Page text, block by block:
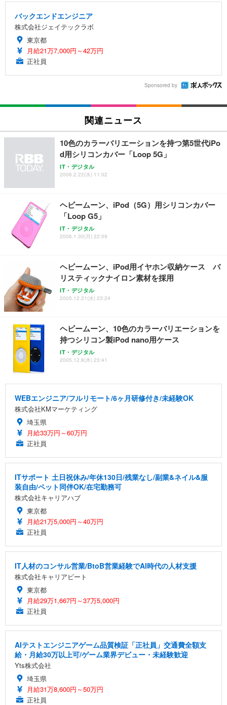
バックエンドエンジニア
株式会社ジェイテックラボ
東京都
月給21万7,000円～42万円
正社員
Sponsored by
関連ニュース
10色のカラーバリエーションを持つ第5世代iPo
d用シリコンカバー「Loop 5G」
IT・デジタル
2006.2.22(水) 11:02
ヘビームーン、iPod（5G）用シリコンカバー
「Loop G5」
IT・デジタル
2006.1.30(月) 22:09
ヘビームーン、iPod用イヤホン収納ケース バ
リスティックナイロン素材を採用
IT・デジタル
2005.12.21(水) 23:24
ヘビームーン、10色のカラーバリエーションを
持つシリコン製iPod nano用ケース
IT・デジタル
2005.12.8(木) 23:41
WEBエンジニア/フルリモート/6ヶ月研修付き/未経験OK
株式会社KMマーケティング
埼玉県
月給33万円～60万円
正社員
ITサポート 土日祝休み/年休130日/残業なし/副業&ネイル&服
装自由/ペット同伴OK/在宅勤務可
株式会社キャリアハブ
東京都
月給21万5,000円～40万円
正社員
IT人材のコンサル営業/BtoB営業経験でAI時代の人材支援
株式会社キャリアビート
東京都
月給29万1,667円～37万5,000円
正社員
AIテストエンジニアゲーム品質検証「正社員」交通費全額支
給・月給30万以上可/ゲーム業界デビュー・未経験歓迎
Yts株式会社
埼玉県
月給31万8,600円～50万円
正社員